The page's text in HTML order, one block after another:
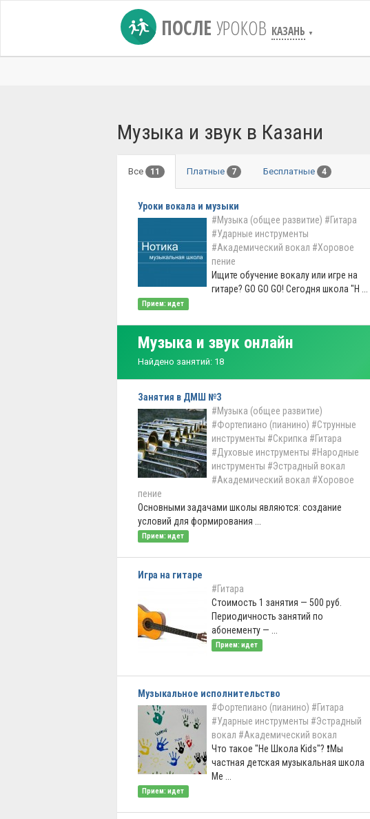
ПОСЛЕ УРОКОВ КАЗАНЬ ▼
Музыка и звук в Казани
Все 11 Платные 7 Бесплатные 4
Уроки вокала и музыки
#Музыка (общее развитие) #Гитара
#Ударные инструменты
#Академический вокал #Хоровое
пение
Ищите обучение вокалу или игре на
гитаре? GO GO GO! Сегодня школа "Н ...
Прием: идет
Музыка и звук онлайн
Найдено занятий: 18
Занятия в ДМШ №3
#Музыка (общее развитие)
#Фортепиано (пианино) #Струнные
инструменты #Скрипка #Гитара
#Духовые инструменты #Народные
инструменты #Эстрадный вокал
#Академический вокал #Хоровое
пение
Основными задачами школы являются: создание
условий для формирования ...
Прием: идет
Игра на гитаре
#Гитара
Стоимость 1 занятия — 500 руб.
Периодичность занятий по
абонементу — ...
Прием: идет
Музыкальное исполнительство
#Фортепиано (пианино) #Гитара
#Ударные инструменты #Эстрадный
вокал #Академический вокал
Что такое "Не Школа Kids"? ❗Мы
частная детская музыкальная школа
Ме ...
Прием: идет